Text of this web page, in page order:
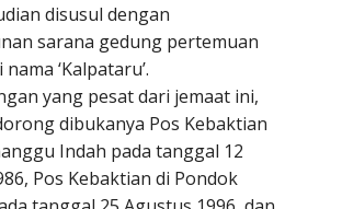
disusul dengan
sarana gedung pertemuan
‘Kalpataru’.
yang pesat dari jemaat ini,
dibukanya Pos Kebaktian
Indah pada tanggal 12
Pos Kebaktian di Pondok